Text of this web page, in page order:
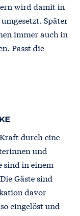
wird damit in
Später
immer auch in
Passt die
durch eine
und
sind in einem
Gäste sind
davor
eingelöst und